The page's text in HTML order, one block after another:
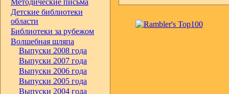
Методические письма
Детские библиотеки
области
Библиотеки за рубежом
Волшебная шляпа
Выпуски 2008 года
Выпуски 2007 года
Выпуски 2006 года
Выпуски 2005 года
Выпуски 2004 года